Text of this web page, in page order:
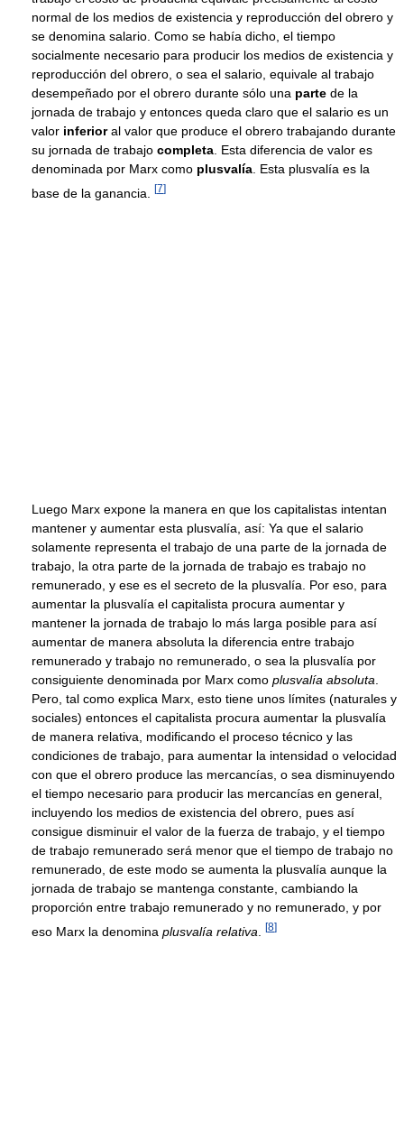
normal de los medios de existencia y reproducción del obrero y
se denomina salario. Como se había dicho, el tiempo
socialmente necesario para producir los medios de existencia y
reproducción del obrero, o sea el salario, equivale al trabajo
desempeñado por el obrero durante sólo una parte de la
jornada de trabajo y entonces queda claro que el salario es un
valor inferioral valor que produce el obrero trabajando durante
su jornada de trabajo completa . Esta diferencia de valor es
denominada por Marx como plusvalía . Esta plusvalía es la
base de la ganancia.
[7]
Luego Marx expone la manera en que los capitalistas intentan
mantener y aumentar esta plusvalía, así: Ya que el salario
solamente representa el trabajo de una parte de la jornada de
trabajo, la otra parte de la jornada de trabajo es trabajo no
remunerado, y ese es el secreto de la plusvalía. Por eso, para
aumentar la plusvalía el capitalista procura aumentar y
mantener la jornada de trabajo lo más larga posible para así
aumentar de manera absoluta la diferencia entre trabajo
remunerado y trabajo no remunerado, o sea la plusvalía por
consiguiente denominada por Marx como plusvalía absoluta
Pero, tal como explica Marx, esto tiene unos límites (naturales y
sociales) entonces el capitalista procura aumentar la plusvalía
de manera relativa, modificando el proceso técnico y las
condiciones de trabajo, para aumentar la intensidad o velocidad
con que el obrero produce las mercancías, o sea disminuyendo
el tiempo necesario para producir las mercancías en general,
incluyendo los medios de existencia del obrero, pues así
consigue disminuir el valor de la fuerza de trabajo, y el tiempo
de trabajo remunerado será menor que el tiempo de trabajo no
remunerado, de este modo se aumenta la plusvalía aunque la
jornada de trabajo se mantenga constante, cambiando la
proporción entre trabajo remunerado y no remunerado, y por
eso Marx la denomina plusvalía relativa [8]